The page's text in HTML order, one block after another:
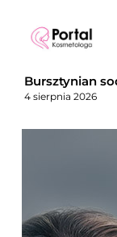
Bursztynian
4 sierpnia 2026